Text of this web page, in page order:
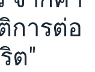
การต่อ
ต"